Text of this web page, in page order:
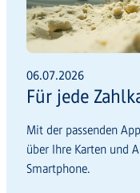
06.07.2026
Für jede
Mit der passenden
über Ihre Karten und
Smartphone.